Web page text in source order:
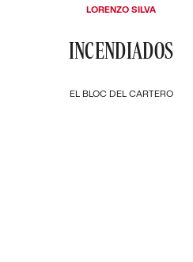
EL BLOC DEL CARTERO
INCENDIADOS
LORENZO SILVA